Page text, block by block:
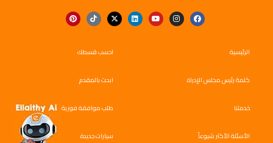
الرئيسية
كلمة رئيس مجلس الإدراة
خدمتنا
الأسئلة الأكثر شيوعاً
احسب قسطك
ابحث بالمقدم
طلب موافقة فورية
سيارات جديدة